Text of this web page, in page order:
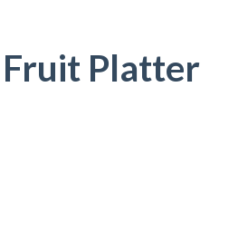
Fruit Platter